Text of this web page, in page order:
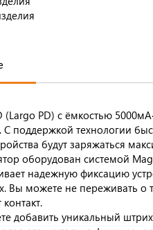
(Largo PD) с ёмкостью
поддержкой технологии
будут заряжаться
оборудован системой
надежную фиксацию
Вы можете не переживать о
добавить уникальный